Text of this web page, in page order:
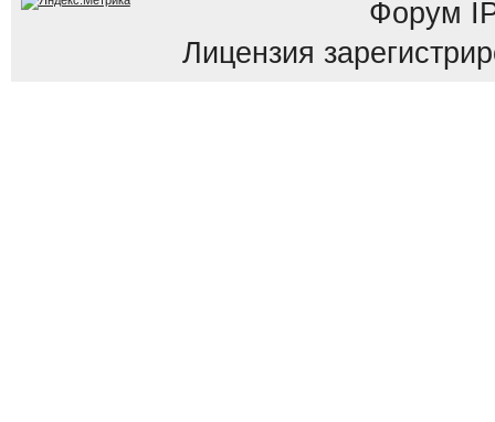
Форум
Лицензия